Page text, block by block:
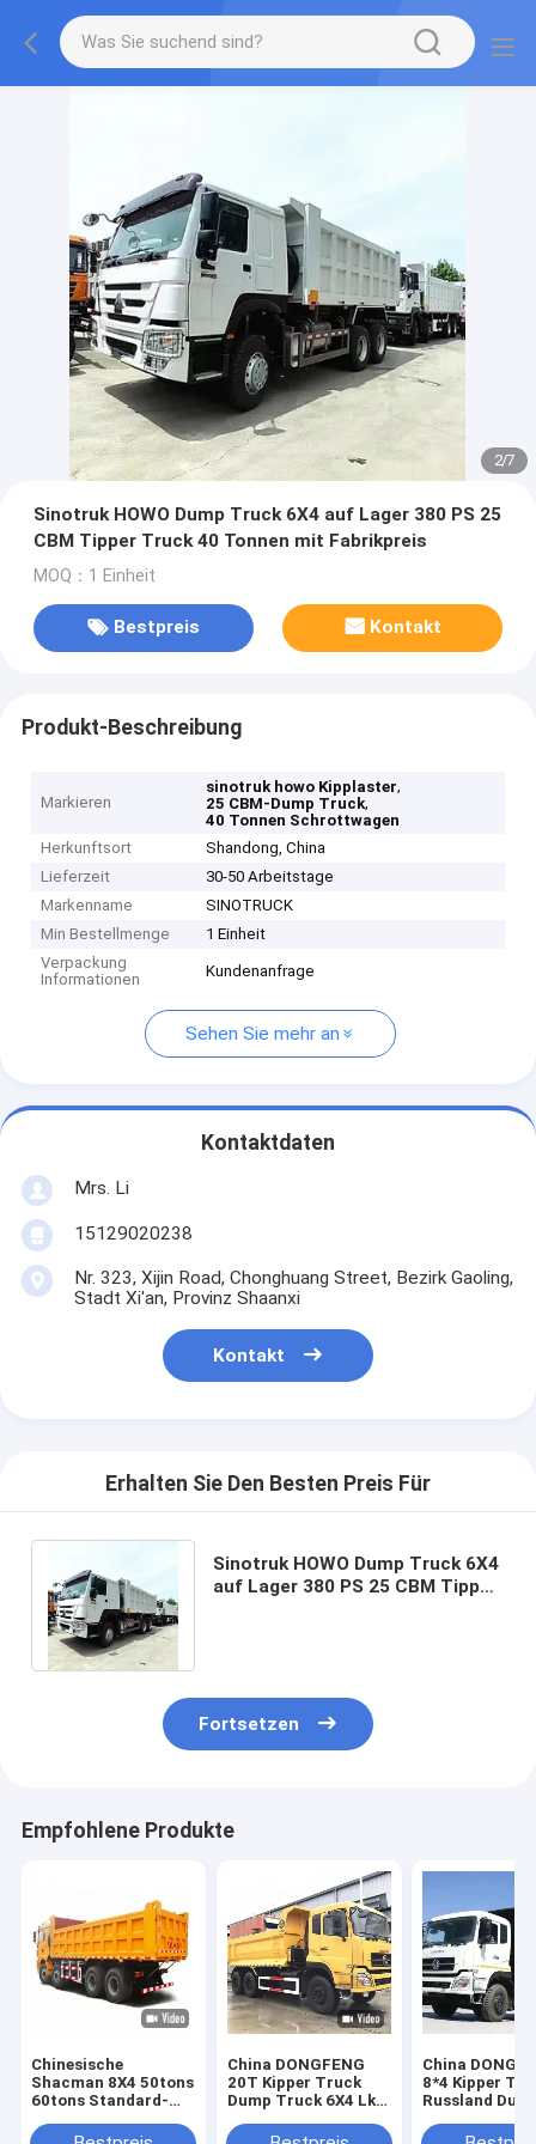
2/7
Sinotruk HOWO Dump Truck 6X4 auf Lager 380 PS 25
CBM Tipper Truck 40 Tonnen mit Fabrikpreis
MOQ：1 Einheit
Bestpreis Kontakt
Produkt-Beschreibung
Markieren
sinotruk howo Kipplaster,
25 CBM-Dump Truck,
40 Tonnen Schrottwagen
Herkunftsort
Shandong, China
Lieferzeit
30-50 Arbeitstage
Markenname
SINOTRUCK
Min Bestellmenge
1 Einheit
Verpackung
Informationen
Kundenanfrage
Sehen Sie mehr an
Kontaktdaten
Mrs. Li
15129020238
Nr. 323, Xijin Road, Chonghuang Street, Bezirk Gaoling,
Stadt Xi'an, Provinz Shaanxi
Kontakt
Erhalten Sie Den Besten Preis Für
Sinotruk HOWO Dump Truck 6X4
auf Lager 380 PS 25 CBM Tipper
Fortsetzen
Empfohlene Produkte
Chinesische
Shacman 8X4 50tons
60tons Standard-
Abmessungen
China DONGFENG
20T Kipper Truck
Dump Truck 6X4 Lkw
China
8*4 Kipper
Russland
Truck